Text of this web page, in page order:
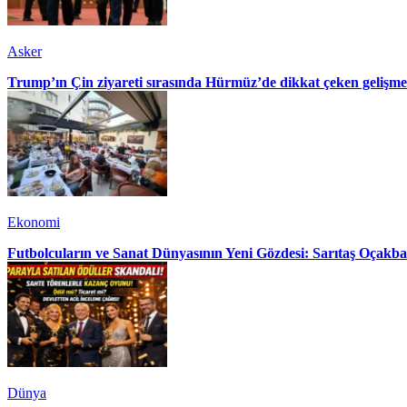
Asker
Trump’ın Çin ziyareti sırasında Hürmüz’de dikkat çeken gelişme
Ekonomi
Futbolcuların ve Sanat Dünyasının Yeni Gözdesi: Sarıtaş
Dünya